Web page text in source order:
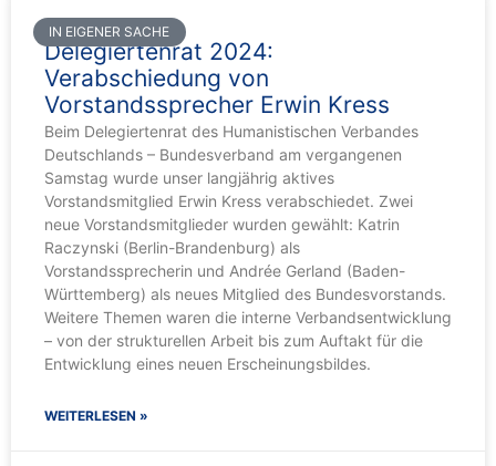
IN EIGENER SACHE
Delegiertenrat 2024:
Verabschiedung von
Vorstandssprecher Erwin Kress
Beim Delegiertenrat des Humanistischen Verbandes
Deutschlands – Bundesverband am vergangenen
Samstag wurde unser langjährig aktives
Vorstandsmitglied Erwin Kress verabschiedet. Zwei
neue Vorstandsmitglieder wurden gewählt: Katrin
Raczynski (Berlin-Brandenburg) als
Vorstandssprecherin und Andrée Gerland (Baden-
Württemberg) als neues Mitglied des Bundesvorstands.
Weitere Themen waren die interne Verbandsentwicklung
– von der strukturellen Arbeit bis zum Auftakt für die
Entwicklung eines neuen Erscheinungsbildes.
WEITERLESEN »